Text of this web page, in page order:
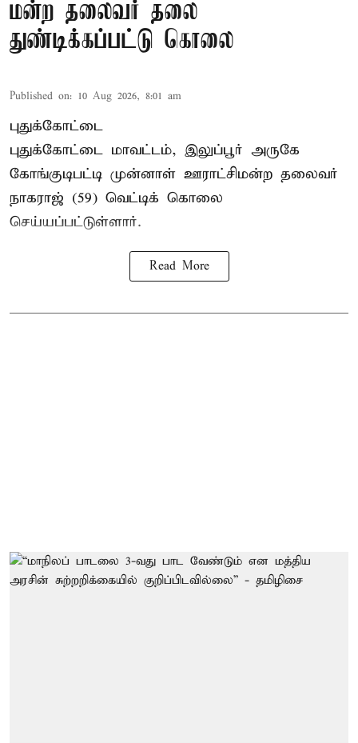
மன்ற தலைவர் தலை
துண்டிக்கப்பட்டு கொலை
Published on: 10 Aug 2026, 8:01 am
புதுக்கோட்டை
புதுக்கோட்டை மாவட்டம், இலுப்பூர் அருகே
கோங்குடிபட்டி முன்னாள் ஊராட்சிமன்ற தலைவர்
நாகராஜ் (59) வெட்டிக் கொலை
செய்யப்பட்டுள்ளார்.
Read More